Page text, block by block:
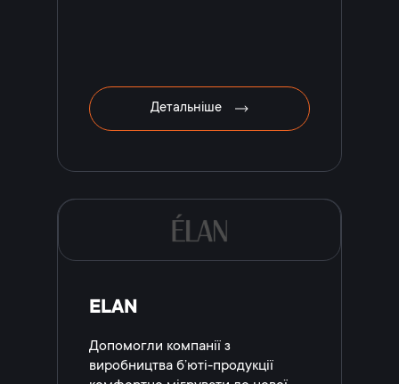
Детальніше
ELAN
Допомогли компанії з
виробництва б’юті-продукції